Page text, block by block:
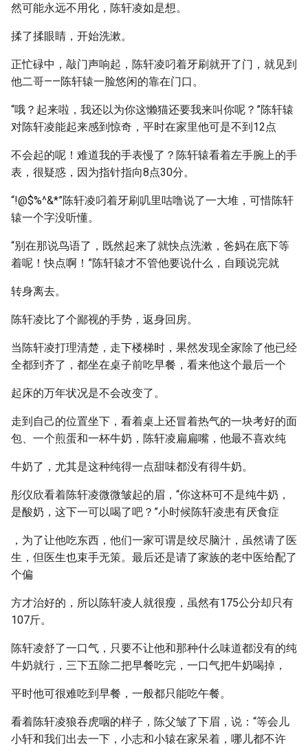
然可能永远不用化，陈轩凌如是想。
揉了揉眼睛，开始洗漱。
正忙碌中，敲门声响起，陈轩凌叼着牙刷就开了门，就见到
他二哥——陈轩辕一脸悠闲的靠在门口。
“哦？起来啦，我还以为你这懒猫还要我来叫你呢？”陈轩辕
对陈轩凌能起来感到惊奇，平时在家里他可是不到12点
不会起的呢！难道我的手表慢了？陈轩辕看着左手腕上的手
表，很疑惑，因为指针指向8点30分。
“!@$%^&*”陈轩凌叼着牙刷叽里咕噜说了一大堆，可惜陈轩
辕一个字没听懂。
“别在那说鸟语了，既然起来了就快点洗漱，爸妈在底下等
着呢！快点啊！”陈轩辕才不管他要说什么，自顾说完就
转身离去。
陈轩凌比了个鄙视的手势，返身回房。
当陈轩凌打理清楚，走下楼梯时，果然发现全家除了他已经
全都到齐了，都坐在桌子前吃早餐，看来他这个最后一个
起床的万年状况是不会改变了。
走到自己的位置坐下，看着桌上还冒着热气的一块考好的面
包、一个煎蛋和一杯牛奶，陈轩凌扁扁嘴，他最不喜欢纯
牛奶了，尤其是这种纯得一点甜味都没有得牛奶。
彤仪欣看着陈轩凌微微皱起的眉，“你这杯可不是纯牛奶，
是酸奶，这下一可以喝了吧？”小时候陈轩凌患有厌食症
，为了让他吃东西，他们一家可谓是绞尽脑汁，虽然请了医
生，但医生也束手无策。最后还是请了家族的老中医给配了
个偏
方才治好的，所以陈轩凌人就很瘦，虽然有175公分却只有
107斤。
陈轩凌舒了一口气，只要不让他和那种什么味道都没有的纯
牛奶就行，三下五除二把早餐吃完，一口气把牛奶喝掉，
平时他可很难吃到早餐，一般都只能吃午餐。
看着陈轩凌狼吞虎咽的样子，陈父皱了下眉，说：“等会儿
小轩和我们出去一下，小志和小辕在家呆着，哪儿都不许